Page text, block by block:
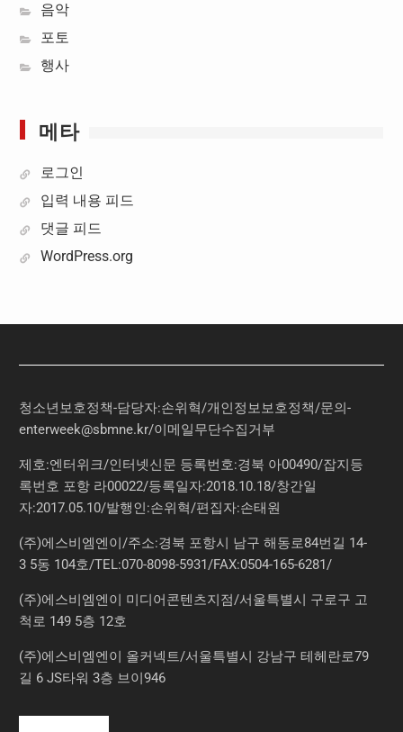
음악
포토
행사
메타
로그인
입력 내용 피드
댓글 피드
WordPress.org
청소년보호정책-담당자:손위혁/개인정보보호정책/문의-
enterweek@sbmne.kr/이메일무단수집거부
제호:엔터위크/인터넷신문 등록번호:경북 아00490/잡지등
록번호 포항 라00022/등록일자:2018.10.18/창간일
자:2017.05.10/발행인:손위혁/편집자:손태원
(주)에스비엠엔이/주소:경북 포항시 남구 해동로84번길 14-
3 5동 104호/TEL:070-8098-5931/FAX:0504-165-6281/
(주)에스비엠엔이 미디어콘텐츠지점/서울특별시 구로구 고
척로 149 5층 12호
(주)에스비엠엔이 올커넥트/서울특별시 강남구 테헤란로79
길 6 JS타워 3층 브이946